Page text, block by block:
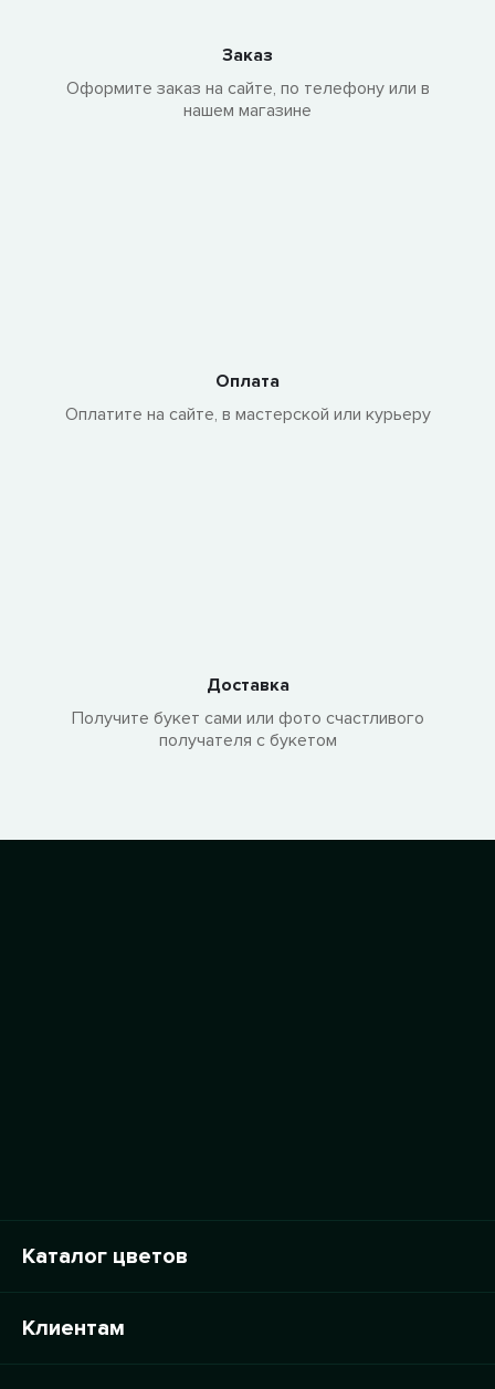
Заказ
Оформите заказ на сайте, по телефону или в
нашем магазине
Оплата
Оплатите на сайте, в мастерской или курьеру
Доставка
Получите букет сами или фото счастливого
получателя с букетом
Каталог цветов
Клиентам